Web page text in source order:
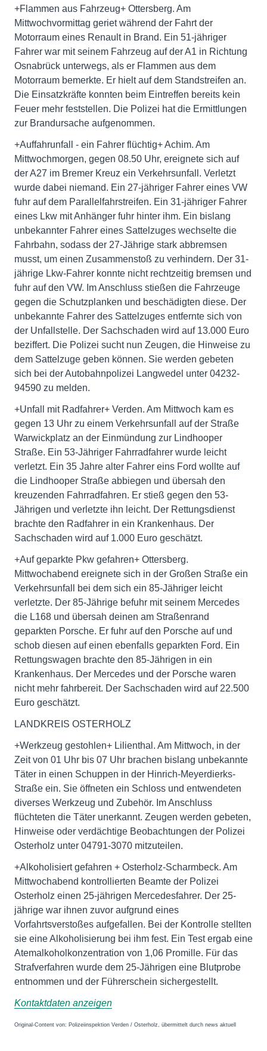
+Flammen aus Fahrzeug+ Ottersberg. Am
Mittwochvormittag geriet während der Fahrt der
Motorraum eines Renault in Brand. Ein 51-jähriger
Fahrer war mit seinem Fahrzeug auf der A1 in Richtung
Osnabrück unterwegs, als er Flammen aus dem
Motorraum bemerkte. Er hielt auf dem Standstreifen an.
Die Einsatzkräfte konnten beim Eintreffen bereits kein
Feuer mehr feststellen. Die Polizei hat die Ermittlungen
zur Brandursache aufgenommen.
+Auffahrunfall - ein Fahrer flüchtig+ Achim. Am
Mittwochmorgen, gegen 08.50 Uhr, ereignete sich auf
der A27 im Bremer Kreuz ein Verkehrsunfall. Verletzt
wurde dabei niemand. Ein 27-jähriger Fahrer eines VW
fuhr auf dem Parallelfahrstreifen. Ein 31-jähriger Fahrer
eines Lkw mit Anhänger fuhr hinter ihm. Ein bislang
unbekannter Fahrer eines Sattelzuges wechselte die
Fahrbahn, sodass der 27-Jährige stark abbremsen
musst, um einen Zusammenstoß zu verhindern. Der 31-
jährige Lkw-Fahrer konnte nicht rechtzeitig bremsen und
fuhr auf den VW. Im Anschluss stießen die Fahrzeuge
gegen die Schutzplanken und beschädigten diese. Der
unbekannte Fahrer des Sattelzuges entfernte sich von
der Unfallstelle. Der Sachschaden wird auf 13.000 Euro
beziffert. Die Polizei sucht nun Zeugen, die Hinweise zu
dem Sattelzuge geben können. Sie werden gebeten
sich bei der Autobahnpolizei Langwedel unter 04232-
94590 zu melden.
+Unfall mit Radfahrer+ Verden. Am Mittwoch kam es
gegen 13 Uhr zu einem Verkehrsunfall auf der Straße
Warwickplatz an der Einmündung zur Lindhooper
Straße. Ein 53-Jähriger Fahrradfahrer wurde leicht
verletzt. Ein 35 Jahre alter Fahrer eins Ford wollte auf
die Lindhooper Straße abbiegen und übersah den
kreuzenden Fahrradfahren. Er stieß gegen den 53-
Jährigen und verletzte ihn leicht. Der Rettungsdienst
brachte den Radfahrer in ein Krankenhaus. Der
Sachschaden wird auf 1.000 Euro geschätzt.
+Auf geparkte Pkw gefahren+ Ottersberg.
Mittwochabend ereignete sich in der Großen Straße ein
Verkehrsunfall bei dem sich ein 85-Jähriger leicht
verletzte. Der 85-Jährige befuhr mit seinem Mercedes
die L168 und übersah deinen am Straßenrand
geparkten Porsche. Er fuhr auf den Porsche auf und
schob diesen auf einen ebenfalls geparkten Ford. Ein
Rettungswagen brachte den 85-Jährigen in ein
Krankenhaus. Der Mercedes und der Porsche waren
nicht mehr fahrbereit. Der Sachschaden wird auf 22.500
Euro geschätzt.
LANDKREIS OSTERHOLZ
+Werkzeug gestohlen+ Lilienthal. Am Mittwoch, in der
Zeit von 01 Uhr bis 07 Uhr brachen bislang unbekannte
Täter in einen Schuppen in der Hinrich-Meyerdierks-
Straße ein. Sie öffneten ein Schloss und entwendeten
diverses Werkzeug und Zubehör. Im Anschluss
flüchteten die Täter unerkannt. Zeugen werden gebeten,
Hinweise oder verdächtige Beobachtungen der Polizei
Osterholz unter 04791-3070 mitzuteilen.
+Alkoholisiert gefahren + Osterholz-Scharmbeck. Am
Mittwochabend kontrollierten Beamte der Polizei
Osterholz einen 25-jährigen Mercedesfahrer. Der 25-
jährige war ihnen zuvor aufgrund eines
Vorfahrtsverstoßes aufgefallen. Bei der Kontrolle stellten
sie eine Alkoholisierung bei ihm fest. Ein Test ergab eine
Atemalkoholkonzentration von 1,06 Promille. Für das
Strafverfahren wurde dem 25-Jährigen eine Blutprobe
entnommen und der Führerschein sichergestellt.
Kontaktdaten anzeigen
Original-Content von: Polizeiinspektion Verden / Osterholz, übermittelt durch news aktuell